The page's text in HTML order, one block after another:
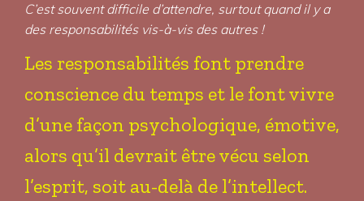
C’est souvent difficile d’attendre, surtout quand il y a
des responsabilités vis-à-vis des autres !
Les responsabilités font prendre
conscience du temps et le font vivre
d’une façon psychologique, émotive,
alors qu’il devrait être vécu selon
l’esprit, soit au-delà de l’intellect.